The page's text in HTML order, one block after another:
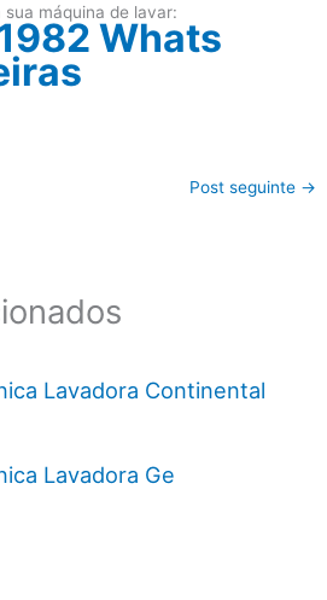
máquina de lavar:
Whats
Post seguinte →
Lavadora Continental
Lavadora Ge